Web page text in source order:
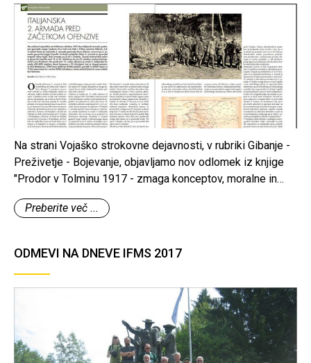
Na strani Vojaško strokovne dejavnosti, v rubriki Gibanje -
Preživetje - Bojevanje, objavljamo nov odlomek iz knjige
"Prodor v Tolminu 1917 - zmaga konceptov, moralne in
bojne moči" avtorjev Mihe Kuharja in Blaža Torkarja, ki bo
izšla predvidoma letos jeseni.
Preberite več ...
ODMEVI NA DNEVE IFMS 2017